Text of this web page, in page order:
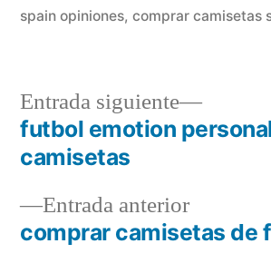
spain opiniones, comprar camisetas
Navegación
entradas
Entrada anteriorEntrada
anterior:
comprar camisetas de
Entrada siguiente
Entrada
futbol emotion
camisetas